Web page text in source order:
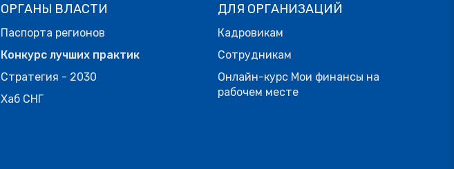
ОРГАНЫ ВЛАСТИ
Паспорта регионов
Конкурс лучших практик
Стратегия - 2030
Хаб СНГ
ДЛЯ ОРГАНИЗАЦИЙ
Кадровикам
Сотрудникам
Онлайн-курс Мои финансы на
рабочем месте